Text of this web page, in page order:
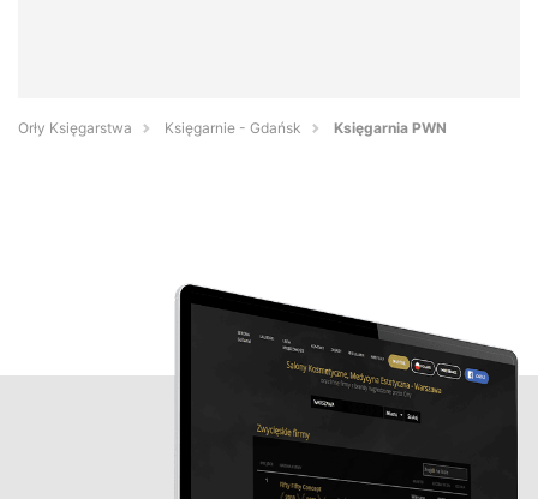
Orły Księgarstwa Księgarnie - Gdańsk Księgarnia PWN